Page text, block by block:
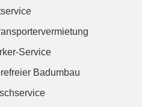
Service
Badumbau